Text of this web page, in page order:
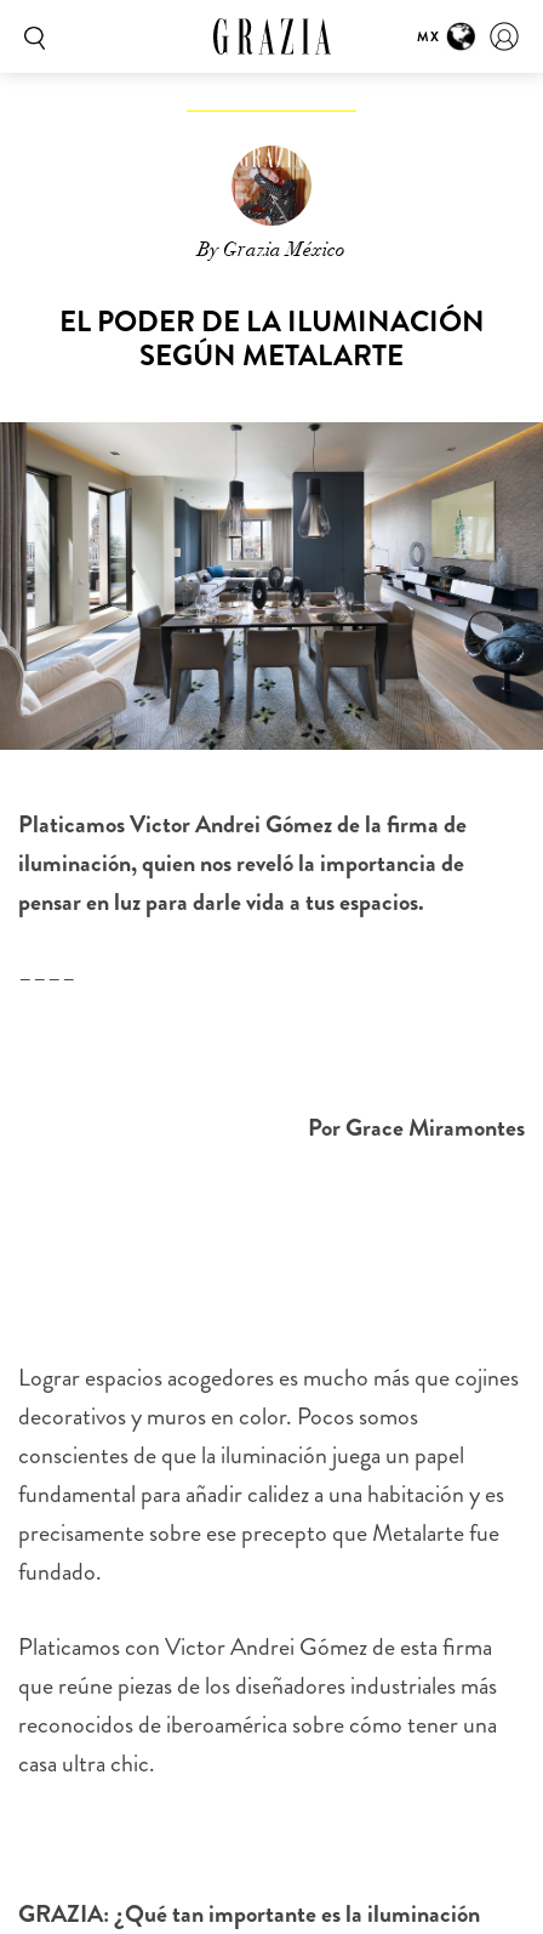
MX
By Grazia México
EL PODER DE LA ILUMINACIÓN
SEGÚN METALARTE
Platicamos Victor Andrei Gómez de la firma de
iluminación, quien nos reveló la importancia de
pensar en luz para darle vida a tus espacios.
––––
Por Grace Miramontes
Lograr espacios acogedores es mucho más que cojines
decorativos y muros en color. Pocos somos
conscientes de que la iluminación juega un papel
fundamental para añadir calidez a una habitación y es
precisamente sobre ese precepto que Metalarte fue
fundado.
Platicamos con Victor Andrei Gómez de esta firma
que reúne piezas de los diseñadores industriales más
reconocidos de iberoamérica sobre cómo tener una
casa ultra chic.
GRAZIA: ¿Qué tan importante es la iluminación